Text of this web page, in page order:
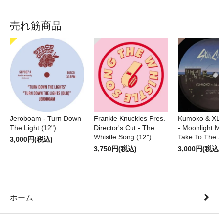
売れ筋商品
Jeroboam - Turn Down
The Light (12")
3,000円(税込)
Frankie Knuckles Pres.
Director's Cut - The
Whistle Song (12")
3,750円(税込)
Kumoko &
- Moonlight
Take To The
3,000円(税
ホーム